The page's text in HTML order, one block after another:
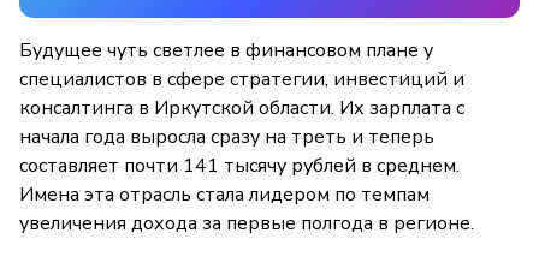
Будущее чуть светлее в финансовом плане у
специалистов в сфере стратегии, инвестиций и
консалтинга в Иркутской области. Их зарплата с
начала года выросла сразу на треть и теперь
составляет почти 141 тысячу рублей в среднем.
Имена эта отрасль стала лидером по темпам
увеличения дохода за первые полгода в регионе.